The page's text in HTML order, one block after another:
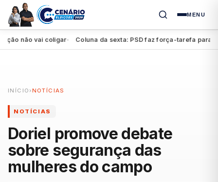
MENU
não vai coligar● Coluna da sexta: PSD faz força-tarefa para
INÍCIO › NOTÍCIAS
NOTÍCIAS
Doriel promove debate
sobre segurança das
mulheres do campo